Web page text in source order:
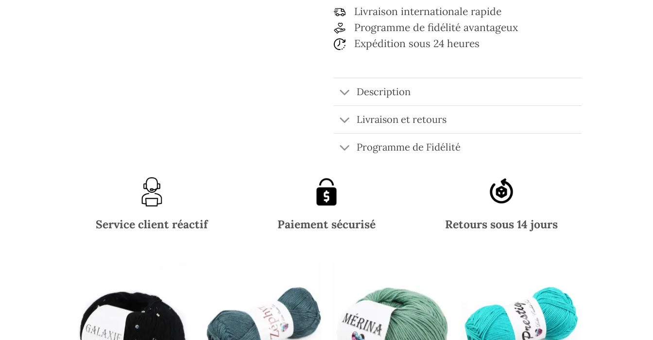
Livraison internationale rapide
Programme de fidélité avantageux
Expédition sous 24 heures
Description
Livraison et retours
Programme de Fidélité
Service client réactif Paiement sécurisé Retours sous 14 jours